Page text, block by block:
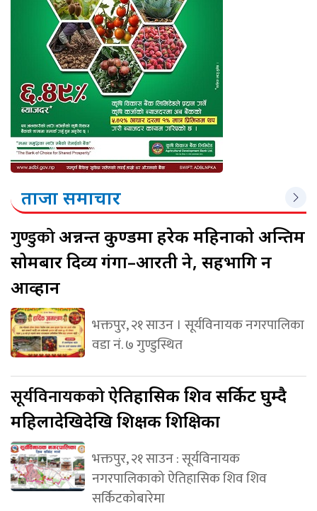
ताजा समाचार
गुण्डुकोअन्नन्त कुण्डमा हरेक महिनाको अन्तिम
सोमबार दिव्य गंगा–आरती हुने, सहभागि हुन
आव्हान
भक्तपुर, २१ साउन । सूर्यविनायक नगरपालिका
वडा नं. ७ गुण्डुस्थित
सूर्यविनायककोऐतिहासिक शिव सर्किट घुम्दै
महिलादेखिदेखि शिक्षक शिक्षिका
भक्तपुर, २१ साउन : सूर्यविनायक
नगरपालिकाको ऐतिहासिक शिव शिव
सर्किटकोबारेमा